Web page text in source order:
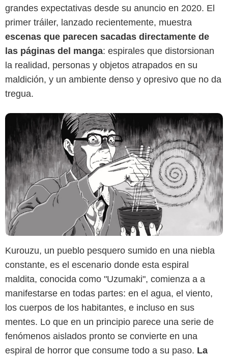
grandes expectativas desde su anuncio en 2020. El
primer tráiler, lanzado recientemente, muestra
escenas que parecen sacadas directamente de
las páginas del manga: espirales que distorsionan
la realidad, personas y objetos atrapados en su
maldición, y un ambiente denso y opresivo que no da
tregua.
Kurouzu, un pueblo pesquero sumido en una niebla
constante, es el escenario donde esta espiral
maldita, conocida como "Uzumaki", comienza a a
manifestarse en todas partes: en el agua, el viento,
los cuerpos de los habitantes, e incluso en sus
mentes. Lo que en un principio parece una serie de
fenómenos aislados pronto se convierte en una
espiral de horror que consume todo a su paso. La
Max